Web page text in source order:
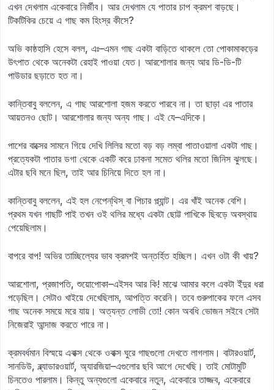
এখন দেখলাম একেবারে নির্জীব। আর দেখলাম যে পাতার চাপ ক্রমশ বাড়ছে।
টিকটিকির চেয়ে এ গাছ কম হিংস্র কীসে?
অভি কাষ্ঠহাসি হেসে বলল, এঃ–এমন গাছ একটা বাড়িতে থাকলে তো পোকামাকড়ের
উৎপাত থেকে অনেকটা রেহাই পাওয়া যেত। আরশোলার জন্য আর ডি-ডি-টি
পাউডার ছড়াতে হত না।
কান্তিবাবু বললেন, এ গাছ আরশোলা হজম করতে পারবে না। তা ছাড়া এর পাতার
আয়তনও ছোট। আরশোলার জন্য অন্য গাছ। এই যে–এদিকে।
পাশের বাক্সের সামনে গিয়ে দেখি লিলির মতো বড় বড় লম্বা পাতাওয়ালা একটা গাছ।
প্রত্যেকটা পাতার ডগা থেকে একটি করে ঢাকনা সমেত থলির মতো জিনিস ঝুলছে।
এটার ছবি মনে ছিল, তাই আর চিনিয়ে দিতে হল না।
কান্তিবাবু বললেন, এই হল নেপেন্‌থিস্‌ বা পিচার প্ল্যান্ট। এর খাঁই অনেক বেশি।
প্রথম যখন গাছটি পাই তখন ওই থলির মধ্যে একটা ছোট্ট পাখিকে ছিবড়ে অবস্থায়
পেয়েছিলাম।
বাপরে বাপ! অভির তাচ্ছিল্যের ভাব ক্রমশই অন্তর্হিত হচ্ছিল। এখন ওটা কী খায়?
আরশোলা, প্রজাপতি, শুয়োপোকা–এইসব আর কি! মাঝে আমার কলে একটা ইঁদুর ধরা
পড়েছিল। সেটাও খাইয়ে দেখেছিলাম, আপত্তি করেনি। তবে গুরুপাকের ফলে এসব
গাছ অনেক সময়ে মরে যায়। অত্যন্ত লোভী তো! কোন অবধি ভোজন সইবে সেটা
নিজেরাই আন্দাজ করতে পারে না।
ক্রমবর্ধমান বিস্ময়ে এবাক্স থেকে ওবাক্স ঘুরে গাছগুলো দেখতে লাগলাম। বাটারওয়ার্ট,
সানডিউ, ব্ল্যাডারওয়ার্ট, অ্যারজিয়া–এগুলোর ছবি আগে দেখেছি। তাই মোটামুটি
চিনতেও পারলাম। কিন্তু অন্যগুলো একেবারে নতুন, একেবারে তাজ্জব, একেবারে